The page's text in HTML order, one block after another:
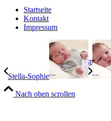
Wahlleistungen
Startseite
Kontakt
Impressum
Stella-Sophie
Nach oben scrollen